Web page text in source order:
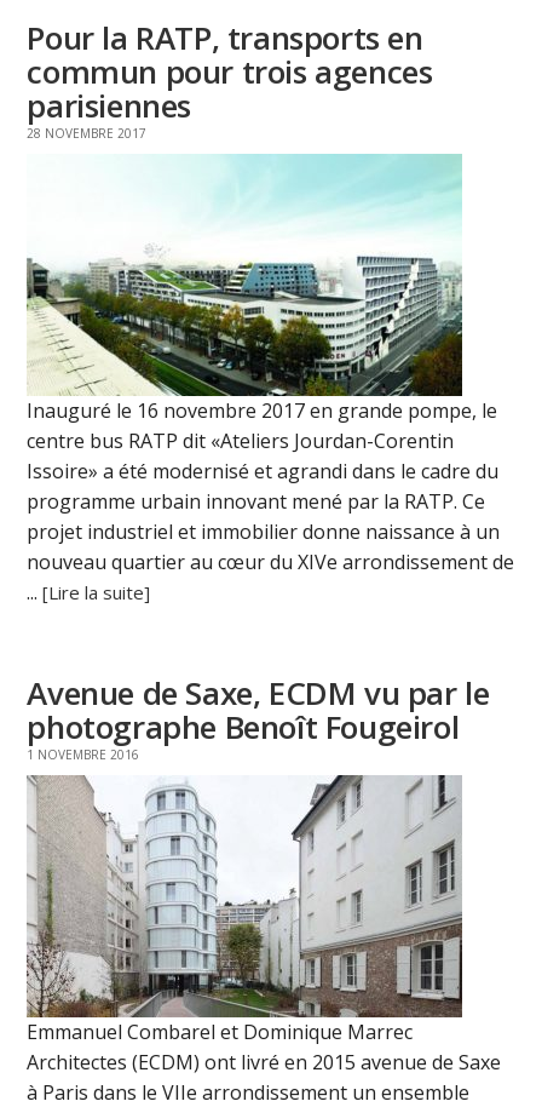
Pour la RATP, transports en
commun pour trois agences
parisiennes
28 NOVEMBRE 2017
Inauguré le 16 novembre 2017 en grande pompe, le
centre bus RATP dit «Ateliers Jourdan-Corentin
Issoire» a été modernisé et agrandi dans le cadre du
programme urbain innovant mené par la RATP. Ce
projet industriel et immobilier donne naissance à un
nouveau quartier au cœur du XIVe arrondissement de
...[Lire la suite]
Avenue de Saxe, ECDM vu par le
photographe Benoît Fougeirol
1 NOVEMBRE 2016
Emmanuel Combarel et Dominique Marrec
Architectes (ECDM) ont livré en 2015 avenue de Saxe
à Paris dans le VIIe arrondissement un ensemble